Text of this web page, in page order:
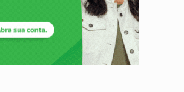
Brasil tem grandes reservas de urânio, mas produz pouco e
Serpente capturada na fábrica da Coca-Cola é
Cientistas cassados pelo AI-5 se tornam pesquisadores